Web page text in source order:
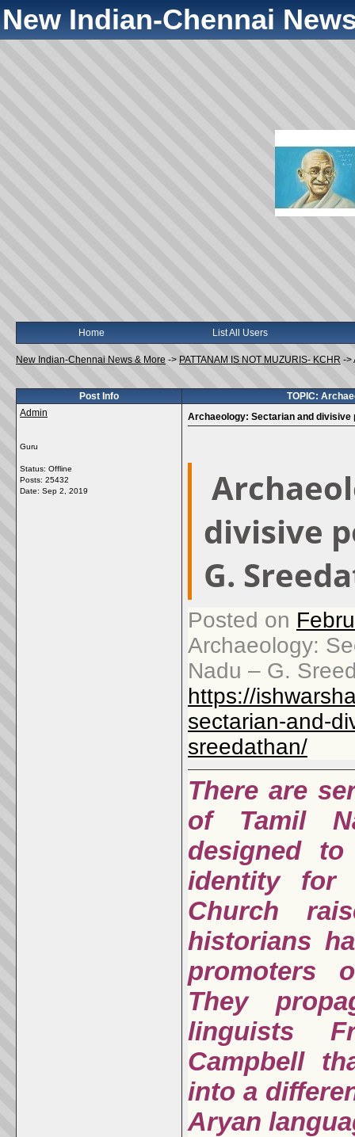
New Indian-Chennai
Home List All Users
New Indian-Chennai News & More -> PATTANAM IS NOT MUZURIS- KCHR ->
Post Info
TOPIC:
Admin
Guru
Status: Offline
Posts: 25432
Date: Sep 2, 2019
Archaeology: Sectarian and divisive
divisive
G.
Posted on
Archaeology:
Nadu – G.
https://
sectarian-and-
sreedathan/
There are
of Tamil
designed
identity for
Church
historians
promoters
They
linguists
Campbell
into a
Aryan